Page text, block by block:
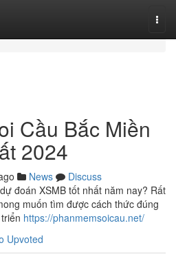
Cầu Bắc Miền
2024
News
Discuss
đoán XSMB tốt nhất năm nay? Rất
muốn tìm được cách thức đúng
https://phanmemsoicau.net/
Upvoted